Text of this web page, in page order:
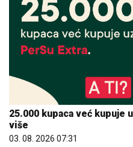
25.000 kupaca već kupuje
više
03. 08. 2026 07:31